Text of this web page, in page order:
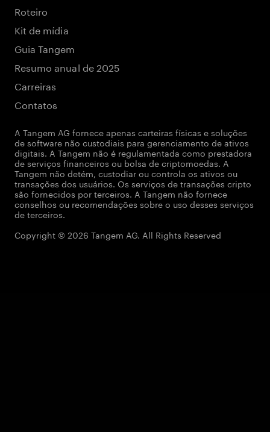
Roteiro
Kit de mídia
Guia Tangem
Resumo anual de 2025
Carreiras
Contatos
A Tangem AG fornece apenas carteiras físicas e soluções
de software não custodiais para gerenciamento de ativos
digitais. A Tangem não é regulamentada como prestadora
de serviços financeiros ou bolsa de criptomoedas. A
Tangem não detém, custodiar ou controla os ativos ou
transações dos usuários. Os serviços de transações cripto
são fornecidos por terceiros. A Tangem não fornece
conselhos ou recomendações sobre o uso desses serviços
de terceiros.